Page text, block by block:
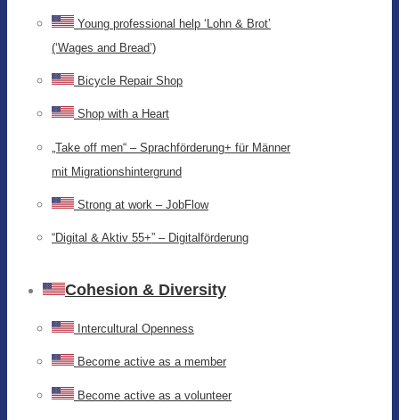
Young professional help ‘Lohn & Brot’
(‘Wages and Bread’)
Bicycle Repair Shop
Shop with a Heart
„Take off men“ – Sprachförderung+ für Männer
mit Migrationshintergrund
Strong at work – JobFlow
“Digital & Aktiv 55+” – Digitalförderung
Cohesion & Diversity
Intercultural Openness
Become active as a member
Become active as a volunteer